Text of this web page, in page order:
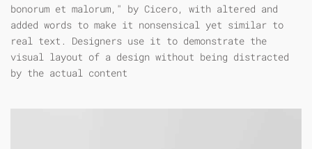
bonorum et malorum," by Cicero, with altered and
added words to make it nonsensical yet similar to
real text. Designers use it to demonstrate the
visual layout of a design without being distracted
by the actual content